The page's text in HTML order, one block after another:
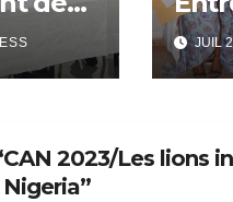
JUIL
2023/Les lions